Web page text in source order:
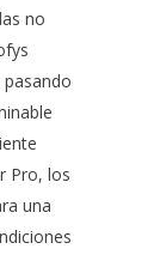
no
pasando
Pro, los
una